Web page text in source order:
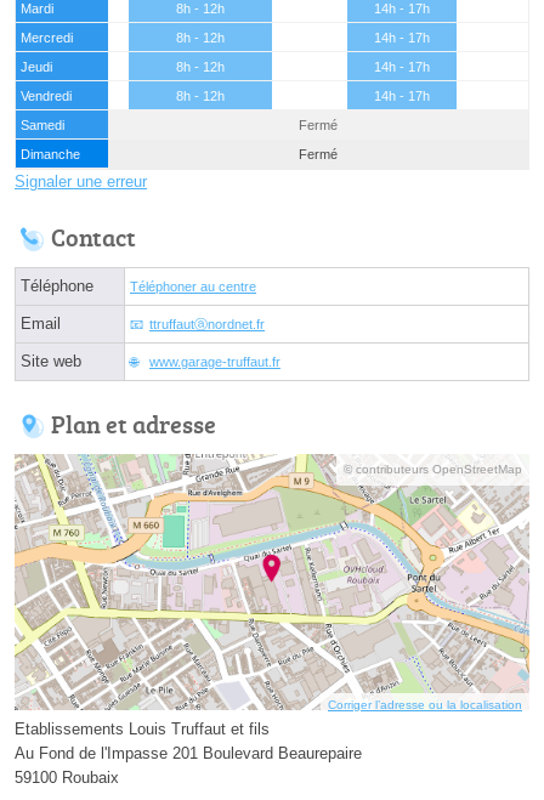
Mardi
8h - 12h
14h - 17h
Mercredi
8h - 12h
14h - 17h
Jeudi
8h - 12h
14h - 17h
Vendredi
8h - 12h
14h - 17h
Samedi
Fermé
Dimanche
Fermé
Signaler une erreur
Contact
Téléphone Téléphoner au centre
Email ttruffautⓐnordnet.fr
Site web www.garage-truffaut.fr
Plan et adresse
© contributeurs OpenStreetMap
Corriger l’adresse ou la localisation
Etablissements Louis Truffaut et fils
Au Fond de l'Impasse 201 Boulevard Beaurepaire
59100 Roubaix